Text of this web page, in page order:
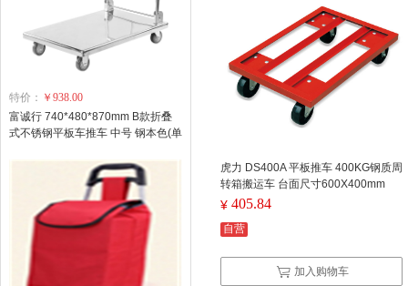
虎力 DS400A 平板推车 400KG钢质周
转箱搬运车 台面尺寸600X400mm
¥ 405.84
自营
加入购物车
特价： ￥938.00
富诚行 740*480*870mm B款折叠
式不锈钢平板车推车 中号 钢本色(单